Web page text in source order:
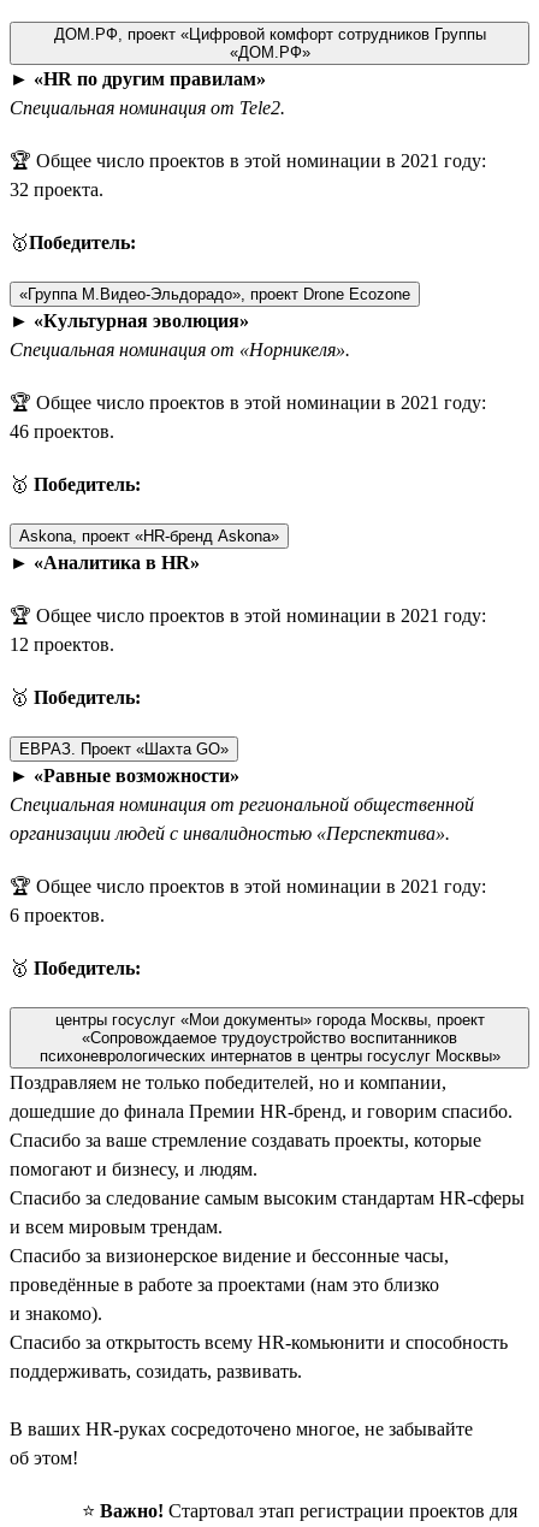
ДОМ.РФ, проект «Цифровой комфорт сотрудников Группы
«ДОМ.РФ»
► «HR по другим правилам»
Специальная номинация от Tele2.
🏆 Общее число проектов в этой номинации в 2021 году:
32 проекта.
🥇Победитель:
«Группа М.Видео-Эльдорадо», проект Drone Ecozone
► «Культурная эволюция»
Специальная номинация от «Норникеля».
🏆 Общее число проектов в этой номинации в 2021 году:
46 проектов.
🥇 Победитель:
Askona, проект «HR-бренд Askona»
► «Аналитика в HR»
🏆 Общее число проектов в этой номинации в 2021 году:
12 проектов.
🥇 Победитель:
ЕВРАЗ. Проект «Шахта GO»
► «Равные возможности»
Специальная номинация от региональной общественной
организации людей с инвалидностью «Перспектива».
🏆 Общее число проектов в этой номинации в 2021 году:
6 проектов.
🥇 Победитель:
центры госуслуг «Мои документы» города Москвы, проект
«Сопровождаемое трудоустройство воспитанников
психоневрологических интернатов в центры госуслуг Москвы»
Поздравляем не только победителей, но и компании,
дошедшие до финала Премии HR-бренд, и говорим спасибо.
Спасибо за ваше стремление создавать проекты, которые
помогают и бизнесу, и людям.
Спасибо за следование самым высоким стандартам HR-сферы
и всем мировым трендам.
Спасибо за визионерское видение и бессонные часы,
проведённые в работе за проектами (нам это близко
и знакомо).
Спасибо за открытость всему HR-комьюнити и способность
поддерживать, созидать, развивать.
В ваших HR-руках сосредоточено многое, не забывайте
об этом!
⭐️ Важно! Стартовал этап регистрации проектов для